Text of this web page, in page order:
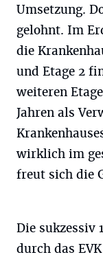
Umsetzung.
gelohnt. Im
die
und Etage 2
weiteren
Jahren als
wirklich im
freut sich die
Die sukzessiv
durch das